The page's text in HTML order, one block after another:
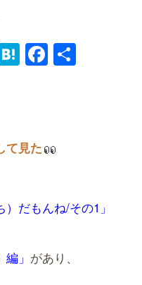
Hatena共
て見た
だもんね/その1」
」 があり、